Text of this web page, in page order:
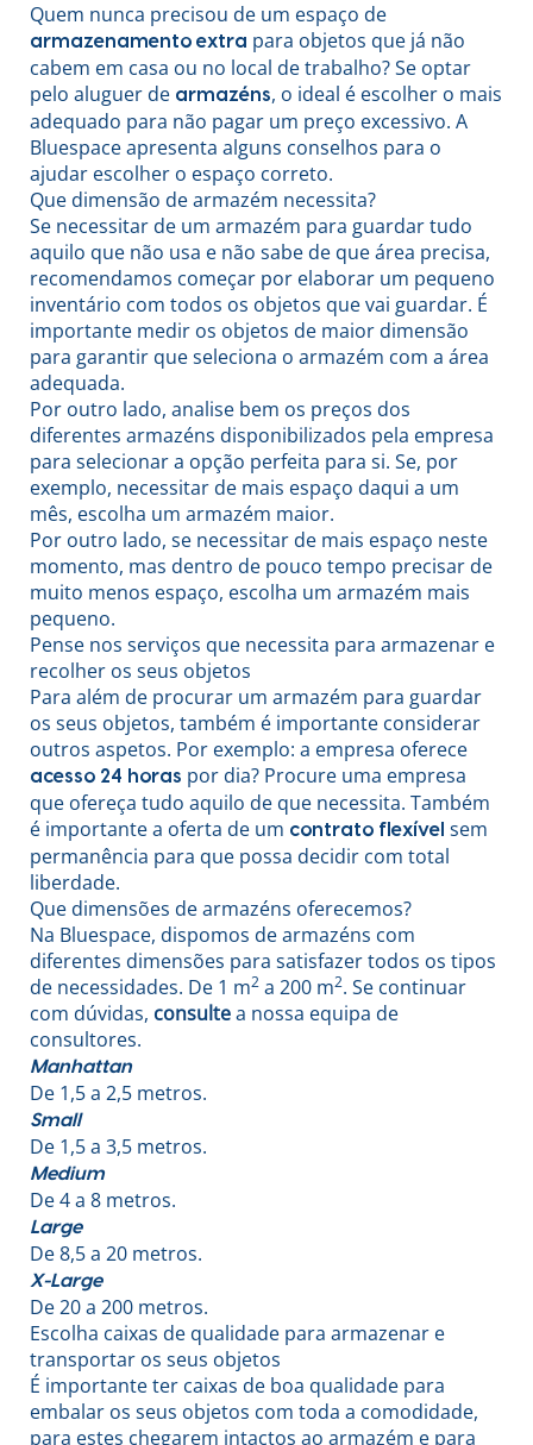
Quem nunca precisou de um espaço de
armazenamento extra para objetos que já não
cabem em casa ou no local de trabalho? Se optar
pelo aluguer de armazéns, o ideal é escolher o mais
adequado para não pagar um preço excessivo. A
Bluespace apresenta alguns conselhos para o
ajudar escolher o espaço correto.
Que dimensão de armazém necessita?
Se necessitar de um armazém para guardar tudo
aquilo que não usa e não sabe de que área precisa,
recomendamos começar por elaborar um pequeno
inventário com todos os objetos que vai guardar. É
importante medir os objetos de maior dimensão
para garantir que seleciona o armazém com a área
adequada.
Por outro lado, analise bem os preços dos
diferentes armazéns disponibilizados pela empresa
para selecionar a opção perfeita para si. Se, por
exemplo, necessitar de mais espaço daqui a um
mês, escolha um armazém maior.
Por outro lado, se necessitar de mais espaço neste
momento, mas dentro de pouco tempo precisar de
muito menos espaço, escolha um armazém mais
pequeno.
Pense nos serviços que necessita para armazenar e
recolher os seus objetos
Para além de procurar um armazém para guardar
os seus objetos, também é importante considerar
outros aspetos. Por exemplo: a empresa oferece
acesso 24 horas por dia? Procure uma empresa
que ofereça tudo aquilo de que necessita. Também
é importante a oferta de um contrato flexível sem
permanência para que possa decidir com total
liberdade.
Que dimensões de armazéns oferecemos?
Na Bluespace, dispomos de armazéns com
diferentes dimensões para satisfazer todos os tipos
de necessidades. De 1 m2 a 200 m2. Se continuar
com dúvidas, consultea nossa equipa de
consultores.
Manhattan
De 1,5 a 2,5 metros.
Small
De 1,5 a 3,5 metros.
Medium
De 4 a 8 metros.
Large
De 8,5 a 20 metros.
X-Large
De 20 a 200 metros.
Escolha caixas de qualidade para armazenar e
transportar os seus objetos
É importante ter caixas de boa qualidade para
embalar os seus objetos com toda a comodidade,
para estes chegarem intactos ao armazém e para